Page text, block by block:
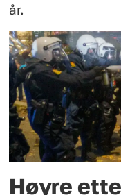
år.
Høyre